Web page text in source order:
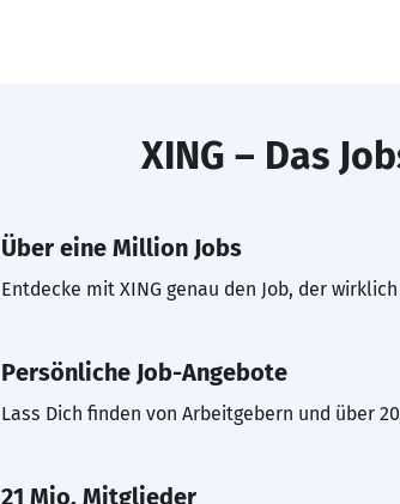
XING – Das
Über eine Million Jobs
Entdecke mit XING genau den Job, der
Persönliche Job-Angebote
Lass Dich finden von Arbeitgebern und über
21 Mio. Mitglieder